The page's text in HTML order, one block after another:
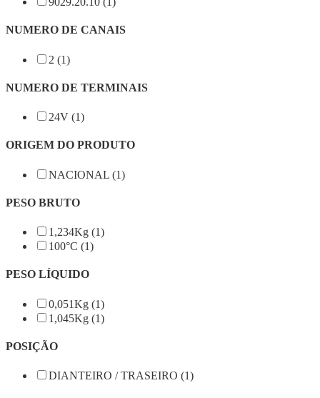
NUMERO DE CANAIS
2 (1)
NUMERO DE TERMINAIS
24V (1)
ORIGEM DO PRODUTO
NACIONAL (1)
PESO BRUTO
1,234Kg (1)
100°C (1)
PESO LÍQUIDO
0,051Kg (1)
1,045Kg (1)
POSIÇÃO
DIANTEIRO / TRASEIRO (1)